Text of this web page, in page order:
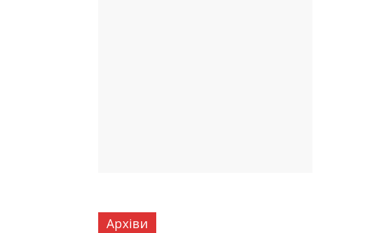
Архіви